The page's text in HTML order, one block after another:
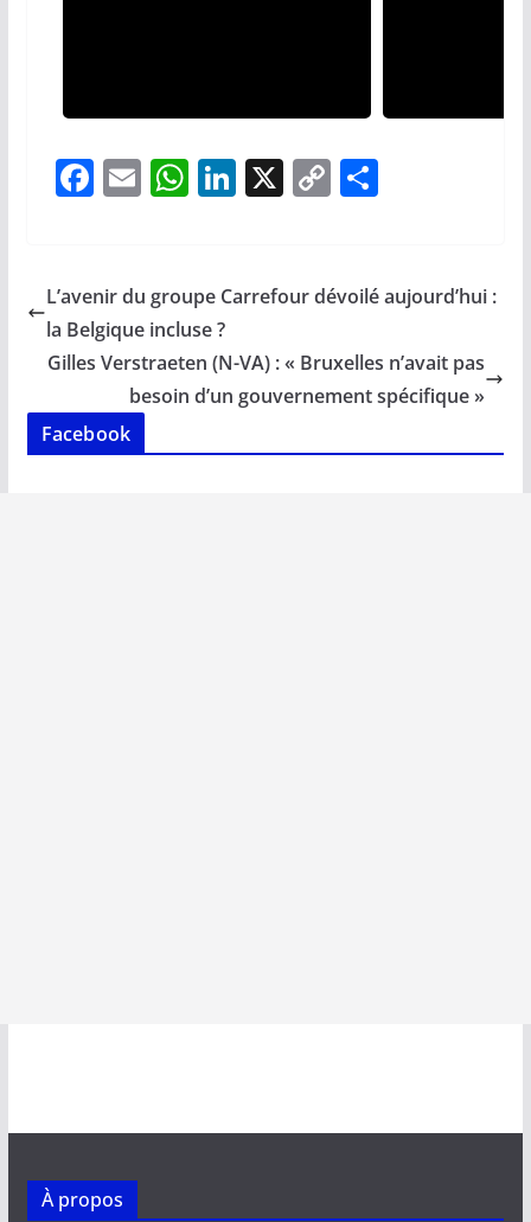
F
b
o
o
k
E
l
W
s
A
p
p
Li
e
n
X C
y
n
k
P
g
L’avenir du groupe Carrefour dévoilé aujourd’hui :
la Belgique incluse ?
Gilles Verstraeten (N-VA) : « Bruxelles n’avait pas
besoin d’un gouvernement spécifique »
Facebook
À propos